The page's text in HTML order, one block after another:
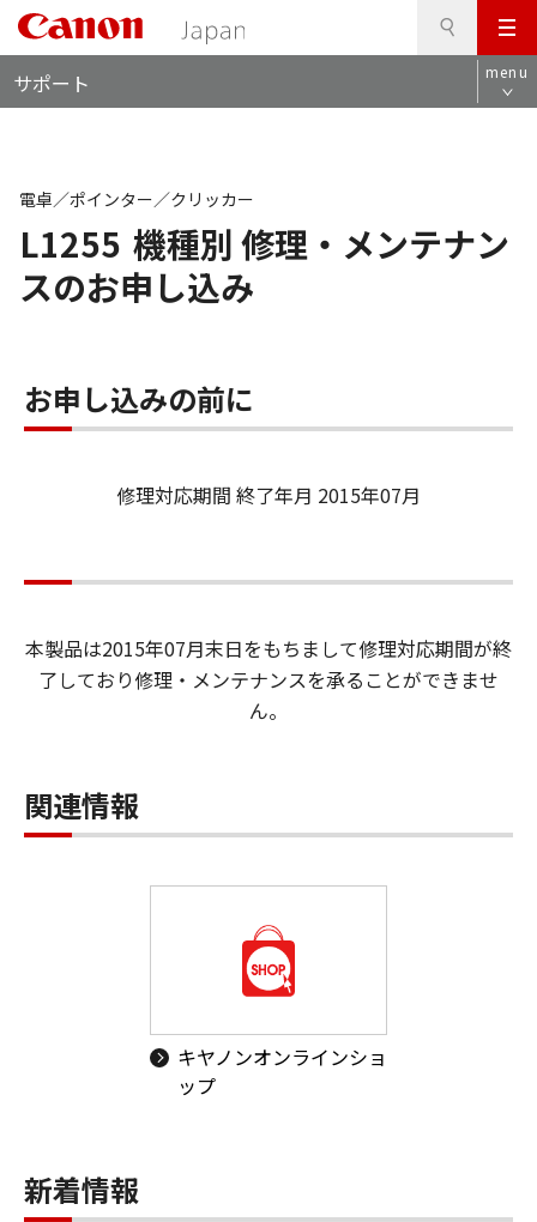
メ
ニ
ュ
サポート menu
L1255 機種別 修理・メンテナン
スのお申し込み
電卓／ポインター／クリッカー
お申し込みの前に
修理対応期間 終了年月 2015年07月
本製品は2015年07月末日をもちまして修理対応期間が終
了しており修理・メンテナンスを承ることができませ
ん。
関連情報
キヤノンオンラインショ
ップ
新着情報